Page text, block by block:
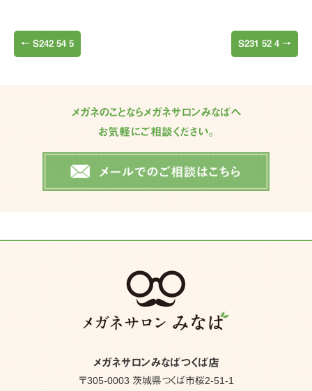
← S242 54 5 S231 52 4 →
メガネのことならメガネサロンみなばへ
お気軽にご相談ください。
メガネサロンみなばつくば店
〒305-0003 茨城県つくば市桜2-51-1